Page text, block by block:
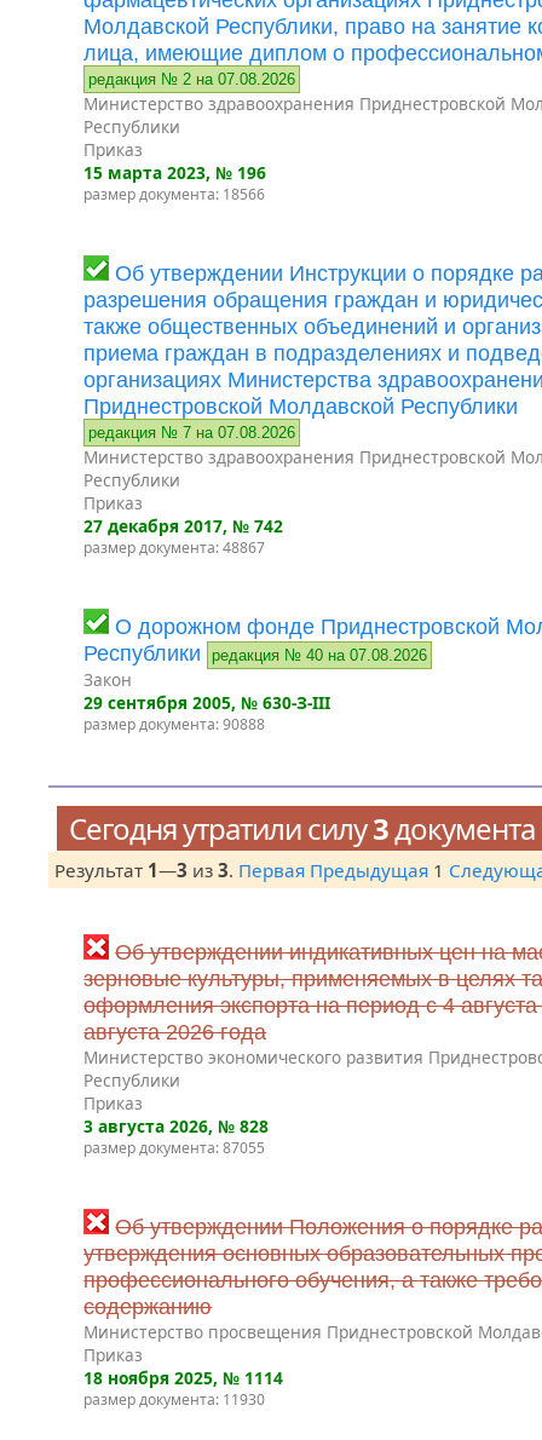
Молдавской Республики, право на занятие
лица, имеющие диплом о
редакция № 2 на 07.08.2026
Министерство здравоохранения Приднестровской
Республики
Приказ
15 марта 2023, № 196
размер документа: 18566
Об утверждении Инструкции о порядке
разрешения обращения граждан и
также общественных объединений и
приема граждан в подразделениях и
организациях Министерства
Приднестровской Молдавской Республики
редакция № 7 на 07.08.2026
Министерство здравоохранения Приднестровской
Республики
Приказ
27 декабря 2017, № 742
размер документа: 48867
О дорожном фонде Приднестровской
Республики
редакция № 40 на 07.08.2026
Закон
29 сентября 2005, № 630-З-III
размер документа: 90888
Сегодня утратили силу3документа
Результат 1—3 из 3. Первая Предыдущая 1
Об утверждении индикативных цен на
зерновые культуры, применяемых в целях
оформления экспорта на период с 4
августа 2026 года
Министерство экономического развития
Республики
Приказ
3 августа 2026, № 828
размер документа: 87055
Об утверждении Положения о порядке
утверждения основных образовательных
профессионального обучения, а также
содержанию
Министерство просвещения Приднестровской
Приказ
18 ноября 2025, № 1114
размер документа: 11930